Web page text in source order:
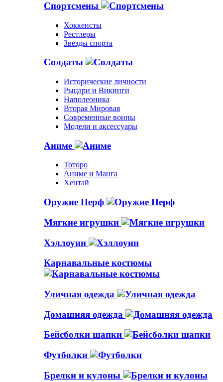
Спортсмены
Хоккеисты
Рестлеры
Звезды спорта
Солдаты
Исторические личности
Рыцари и Викинги
Наполеоника
Вторая Мировая
Современные воины
Модели и аксессуары
Аниме
Тоторо
Аниме и Манга
Хентай
Оружие Нерф
Мягкие игрушки
Хэллоуин
Карнавальные костюмы
Уличная одежда
Домашняя одежда
Бейсболки шапки
Футболки
Брелки и кулоны